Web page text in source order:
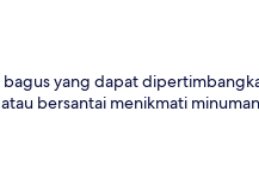
yang dapat
bersantai menikmati